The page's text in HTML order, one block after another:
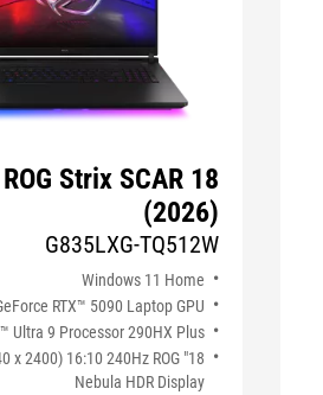
ROG Strix SCAR 18
(2026)
G835LXG-TQ512W
Windows 11 Home
RTX™ 5090 Laptop GPU
Ultra 9 Processor 290HX Plus
x 2400) 16:10 240Hz ROG
Nebula HDR Display